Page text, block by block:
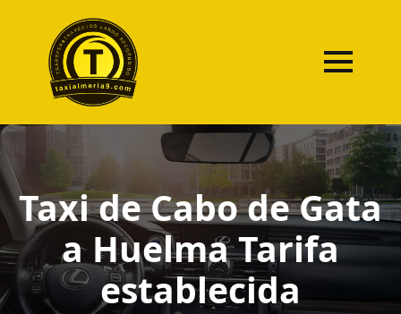
Taxi de Cabo de Gata
a Huelma Tarifa
establecida